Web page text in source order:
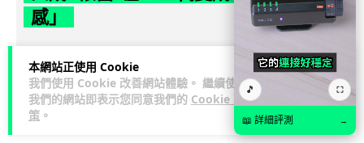
本網站正使用 Cookie
我們使用 Cookie 改善網站體驗。 繼續使用
我們的網站即表示您同意我們的 Cookie 政
策 。
感」
日本零售巨頭 GEO 將懷舊遊戲銷售門市從 1,000 間大幅減至
99 間，但銷售額卻不降反升至過往的 1.4 倍。做到「減店增
收」奇蹟，... 閱讀全文
223
🎵 ⛶
📖 詳細評測 →